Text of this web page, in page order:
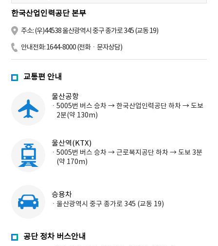
한국산업인력공단 본부
주소: (우)44538 울산광역시 중구 종가로 345 (교동 19)
안내전화:1644-8000(전화ㆍ문자상담)
교통편 안내
울산공항
5005번 버스 승차 → 한국산업인력공단 하차 → 도보
2분(약 130m)
울산역(KTX)
5005번 버스 승차 → 근로복지공단 하차 → 도보 3분
(약 170m)
승용차
울산광역시 중구 종가로 345 (교동 19)
공단 정차 버스안내